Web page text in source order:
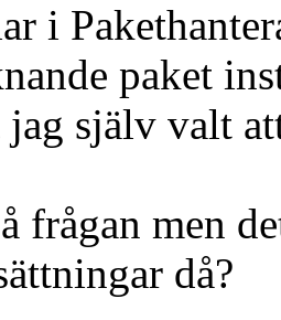
i
paket
själv valt
frågan men
då?